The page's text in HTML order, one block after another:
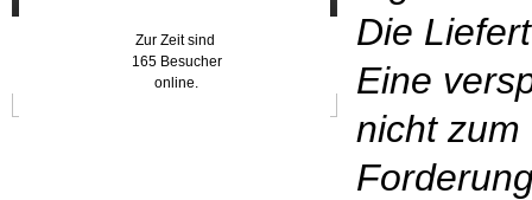
Zur Zeit sind
165 Besucher
online.
Die
Eine
nicht zum